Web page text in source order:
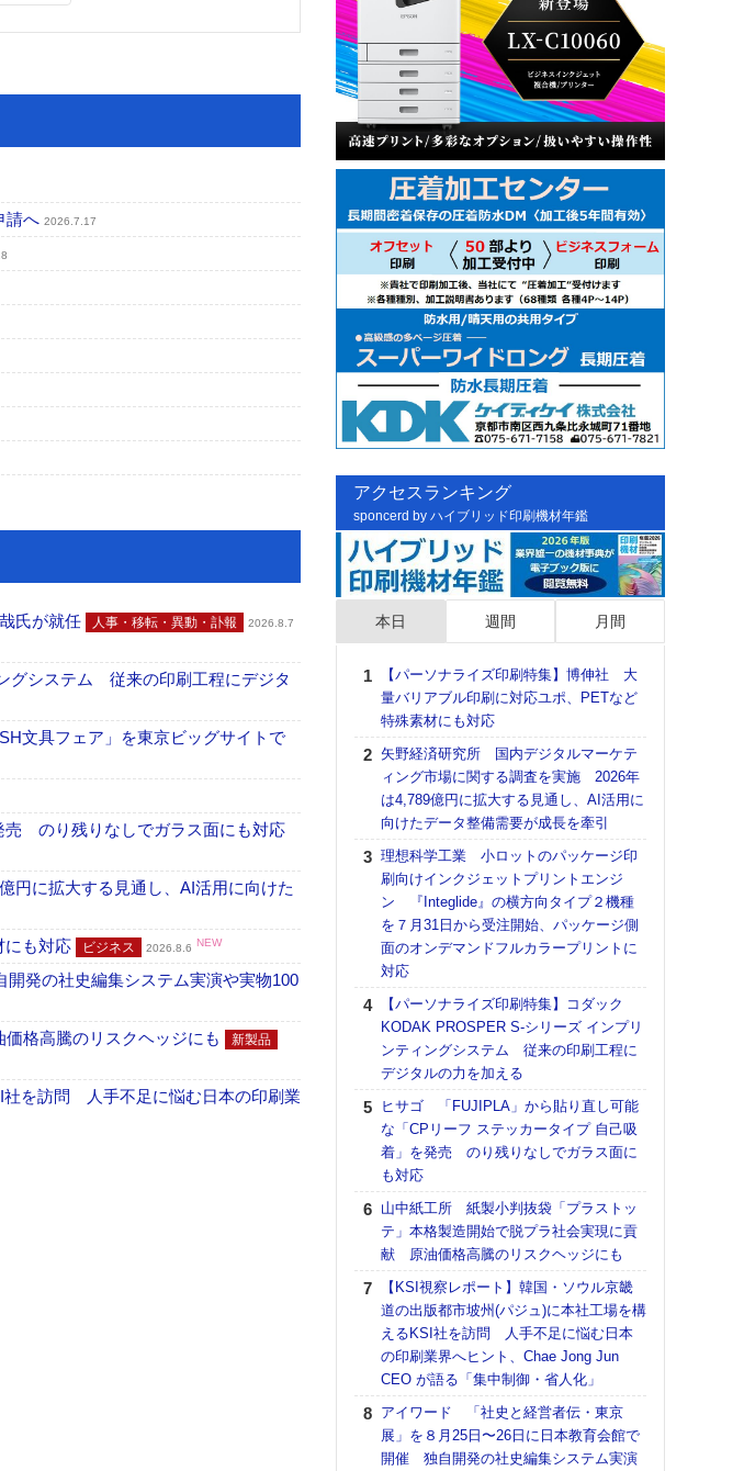
請へ 2026.7.17
氏が就任 人事・移転・異動・訃報
2026.8.7
グシステム 従来の印刷工程にデジタ
文具フェア」を東京ビッグサイトで
売 のり残りなしでガラス面にも対応
に拡大する見通し、AI活用に向けた
にも対応 ビジネス 2026.8.6 NEW
発の社史編集システム実演や実物100
格高騰のリスクヘッジにも 新製品
社を訪問 人手不足に悩む日本の印刷業
アクセスランキング
sponcerd by ハイブリッド印刷機材年鑑
本日 週間 月間
【パーソナライズ印刷特集】博伸社 大
量バリアブル印刷に対応ユポ、PETなど
特殊素材にも対応
矢野経済研究所 国内デジタルマーケテ
ィング市場に関する調査を実施 2026年
は4,789億円に拡大する見通し、AI活用に
向けたデータ整備需要が成長を牽引
理想科学工業 小ロットのパッケージ印
刷向けインクジェットプリントエンジ
ン 『Integlide』の横方向タイプ２機種
を７月31日から受注開始、パッケージ側
面のオンデマンドフルカラープリントに
対応
【パーソナライズ印刷特集】コダック
KODAK PROSPER S-シリーズ インプリ
ンティングシステム 従来の印刷工程に
デジタルの力を加える
ヒサゴ 「FUJIPLA」から貼り直し可能
な「CPリーフ ステッカータイプ 自己吸
着」を発売 のり残りなしでガラス面に
も対応
山中紙工所 紙製小判抜袋「プラストッ
テ」本格製造開始で脱プラ社会実現に貢
献 原油価格高騰のリスクヘッジにも
【KSI視察レポート】韓国・ソウル京畿
道の出版都市坡州(パジュ)に本社工場を構
えるKSI社を訪問 人手不足に悩む日本
の印刷業界へヒント、Chae Jong Jun
CEO が語る「集中制御・省人化」
アイワード 「社史と経営者伝・東京
展」を８月25日〜26日に日本教育会館で
開催 独自開発の社史編集システム実演